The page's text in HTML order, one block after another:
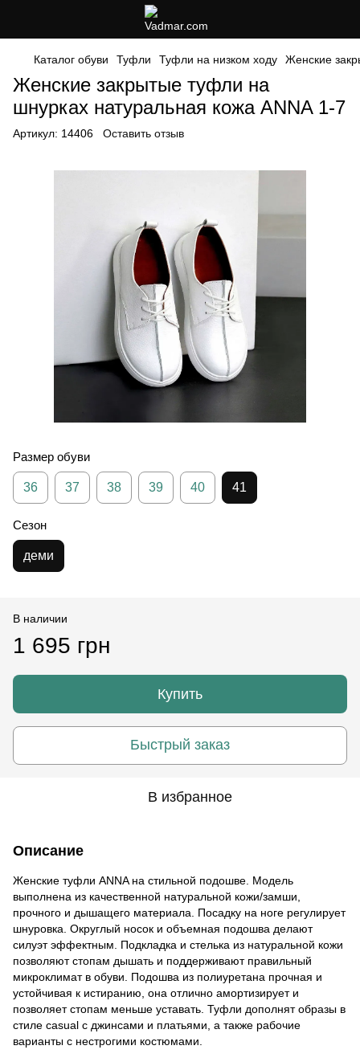
Каталог обуви Туфли Туфли на низком ходу Женские
Женские закрытые туфли на
шнурках натуральная кожа ANNA 1-7
Артикул: 14406 Оставить отзыв
Размер обуви
36 37 38 39 40 41
Сезон
деми
В наличии
1 695 грн
Купить
Быстрый заказ
В избранное
Описание
Женские туфли ANNA на стильной подошве. Модель
выполнена из качественной натуральной кожи/замши,
прочного и дышащего материала. Посадку на ноге регулирует
шнуровка. Округлый носок и объемная подошва делают
силуэт эффектным. Подкладка и стелька из натуральной кожи
позволяют стопам дышать и поддерживают правильный
микроклимат в обуви. Подошва из полиуретана прочная и
устойчивая к истиранию, она отлично амортизирует и
позволяет стопам меньше уставать. Туфли дополнят образы в
стиле casual с джинсами и платьями, а также рабочие
варианты с нестрогими костюмами.